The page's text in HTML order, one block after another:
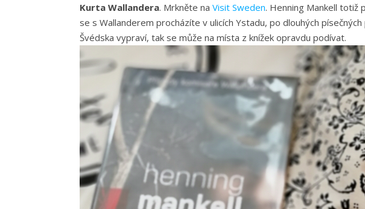
Kurta Wallandera. Mrkněte na Visit Sweden. Henning Mankell totiž
se s Wallanderem procházíte v ulicích Ystadu, po dlouhých
Švédska vypraví, tak se může na místa z knížek opravdu podívat.